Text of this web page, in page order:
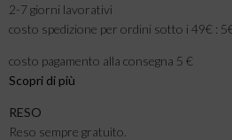
2-7 giorni lavorativi
costo spedizione per ordini sotto i 49€ :
costo pagamento alla consegna 5 €
Scopri di più
RESO
Reso sempre gratuito.